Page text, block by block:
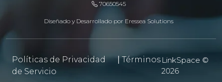
70650545
Diseñado y Desarrollado por Eressea Solutions
Políticas de Privacidad |Términos
de Servicio
LinkSpace ©
2026